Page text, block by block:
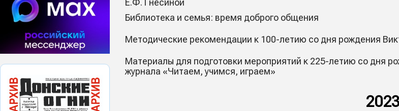
Е.Ф. Гнесиной
Библиотека и семья: время доброго общения
Методические рекомендации к 100-летию со дня рождения
Материалы для подготовки мероприятий к 225-летию со дня
журнала «Читаем, учимся, играем»